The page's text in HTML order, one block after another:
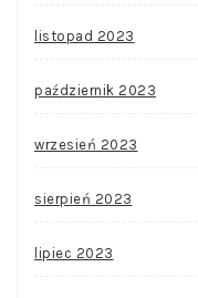
listopad 2023
październik 2023
wrzesień 2023
sierpień 2023
lipiec 2023